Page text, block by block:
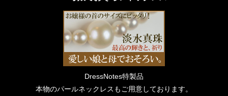
DressNotes特製品
本物のパールネックレスもご用意しております。